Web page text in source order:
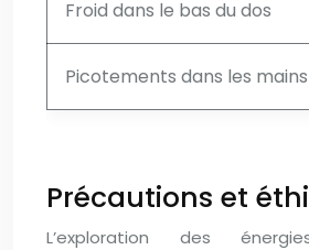
Froid dans le bas du dos
Picotements dans les mains
Précautions et
L’exploration des